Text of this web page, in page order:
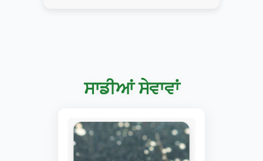
ਸਾਡੀਆਂ ਸੇਵਾਵਾਂ